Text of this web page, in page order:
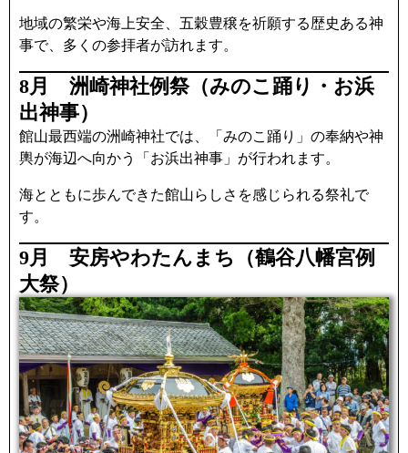
地域の繁栄や海上安全、五穀豊穣を祈願する歴史ある神
事で、多くの参拝者が訪れます。
8月 洲崎神社例祭（みのこ踊り・お浜
出神事）
館山最西端の洲崎神社では、「みのこ踊り」の奉納や神
輿が海辺へ向かう「お浜出神事」が行われます。
海とともに歩んできた館山らしさを感じられる祭礼で
す。
9月 安房やわたんまち（鶴谷八幡宮例
大祭）